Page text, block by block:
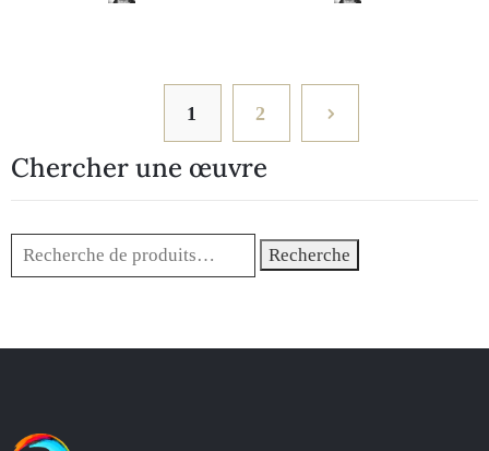
1 2
Chercher une œuvre
Recherche